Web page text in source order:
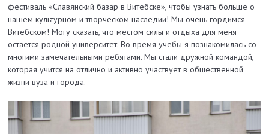
фестиваль «Славянский базар в Витебске», чтобы узнать больше о
нашем культурном и творческом наследии! Мы очень гордимся
Витебском! Могу сказать, что местом силы и отдыха для меня
остается родной университет. Во время учебы я познакомилась со
многими замечательными ребятами. Мы стали дружной командой,
которая учится на отлично и активно участвует в общественной
жизни вуза и города.